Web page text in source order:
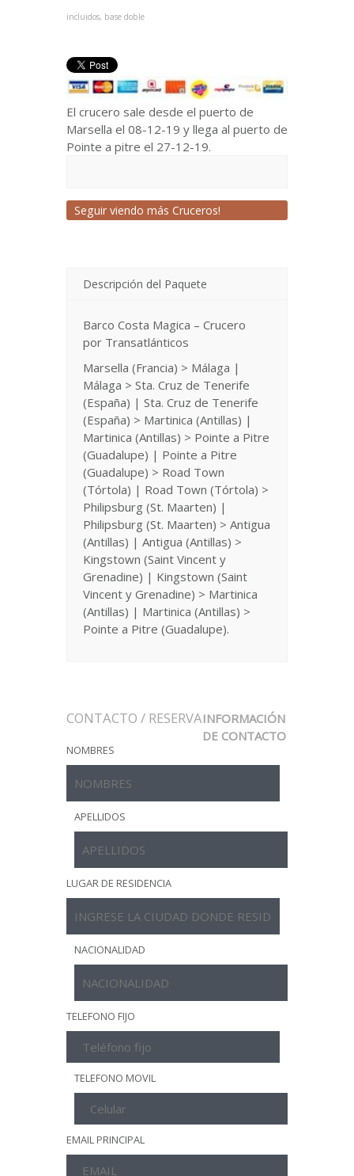
incluidos, base doble
El crucero sale desde el puerto de
Marsella el 08-12-19 y llega al puerto de
Pointe a pitre el 27-12-19.
Seguir viendo más Cruceros!
Descripción del Paquete
Barco Costa Magica – Crucero
por Transatlánticos
Marsella (Francia) > Málaga |
Málaga > Sta. Cruz de Tenerife
(España) | Sta. Cruz de Tenerife
(España) > Martinica (Antillas) |
Martinica (Antillas) > Pointe a Pitre
(Guadalupe) | Pointe a Pitre
(Guadalupe) > Road Town
(Tórtola) | Road Town (Tórtola) >
Philipsburg (St. Maarten) |
Philipsburg (St. Maarten) > Antigua
(Antillas) | Antigua (Antillas) >
Kingstown (Saint Vincent y
Grenadine) | Kingstown (Saint
Vincent y Grenadine) > Martinica
(Antillas) | Martinica (Antillas) >
Pointe a Pitre (Guadalupe).
CONTACTO / RESERVAINFORMACIÓN
DE CONTACTO
NOMBRES
APELLIDOS
LUGAR DE RESIDENCIA
NACIONALIDAD
TELEFONO FIJO
TELEFONO MOVIL
EMAIL PRINCIPAL